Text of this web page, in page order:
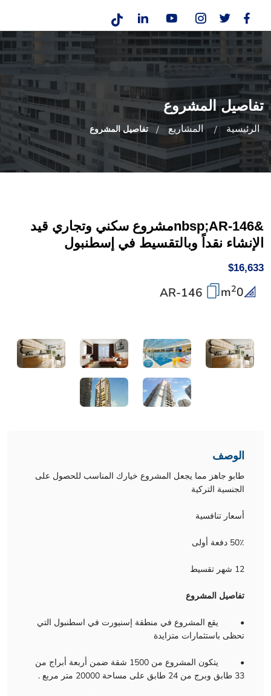
تفاصيل المشروع
الرئيسية المشاريع تفاصيل المشروع
&nbsp;AR-146مشروع سكني وتجاري قيد
الإنشاء نقداً وبالتقسيط في إسطنبول
$16,633
0
m2
الوصف
طابو جاهز مما يجعل المشروع خيارك المناسب للحصول على
الجنسية التركية
أسعار تنافسية
50٪ دفعة أولى
12 شهر تقسيط
تفاصيل المشروع
• يقع المشروع في منطقة إسنيورت في اسطنبول التي
تحظى باستثمارات متزايدة
• يتكون المشروع من 1500 شقة ضمن أربعة أبراج من
33 طابق وبرج من 24 طابق على مساحة 20000 متر مربع .